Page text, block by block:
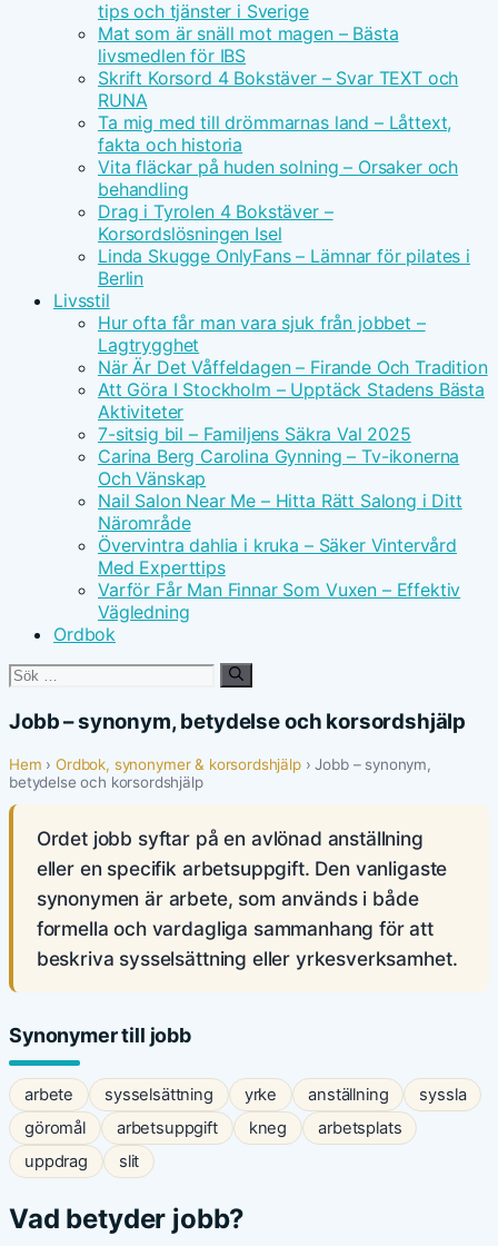
tips och tjänster i Sverige
Mat som är snäll mot magen – Bästa
livsmedlen för IBS
Skrift Korsord 4 Bokstäver – Svar TEXT och
RUNA
Ta mig med till drömmarnas land – Låttext,
fakta och historia
Vita fläckar på huden solning – Orsaker och
behandling
Drag i Tyrolen 4 Bokstäver –
Korsordslösningen Isel
Linda Skugge OnlyFans – Lämnar för pilates i
Berlin
Livsstil
Hur ofta får man vara sjuk från jobbet –
Lagtrygghet
När Är Det Våffeldagen – Firande Och Tradition
Att Göra I Stockholm – Upptäck Stadens Bästa
Aktiviteter
7-sitsig bil – Familjens Säkra Val 2025
Carina Berg Carolina Gynning – Tv-ikonerna
Och Vänskap
Nail Salon Near Me – Hitta Rätt Salong i Ditt
Närområde
Övervintra dahlia i kruka – Säker Vintervård
Med Experttips
Varför Får Man Finnar Som Vuxen – Effektiv
Vägledning
Ordbok
Sök
Jobb – synonym, betydelse och korsordshjälp
Hem ›Ordbok, synonymer & korsordshjälp› Jobb – synonym,
betydelse och korsordshjälp
Ordet jobb syftar på en avlönad anställning
eller en specifik arbetsuppgift. Den vanligaste
synonymen är arbete, som används i både
formella och vardagliga sammanhang för att
beskriva sysselsättning eller yrkesverksamhet.
Synonymer till jobb
arbete sysselsättning yrke anställning
syssla
göromål
arbetsuppgift kneg
arbetsplats
uppdrag
slit
Vad betyder jobb?